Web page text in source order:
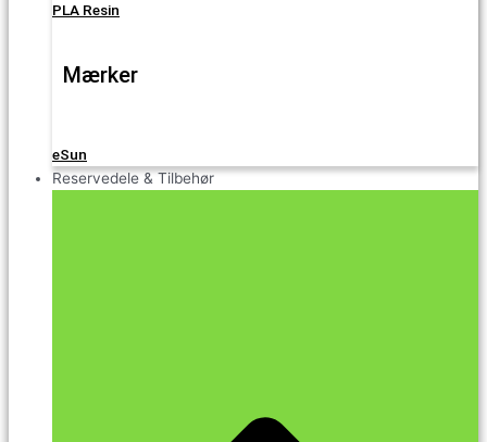
PLA Resin
Mærker
eSun
Reservedele & Tilbehør